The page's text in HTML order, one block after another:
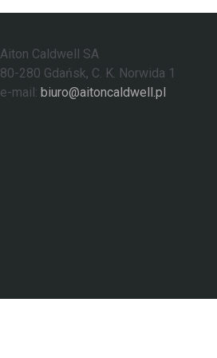
Aiton Caldwell SA
80-280 Gdańsk, C. K. Norwida 1
e-mail: biuro@aitoncaldwell.pl